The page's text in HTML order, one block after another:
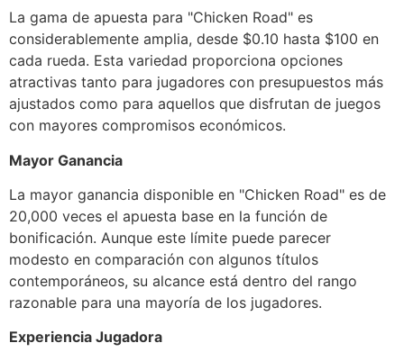
La gama de apuesta para "Chicken Road" es
considerablemente amplia, desde $0.10 hasta $100 en
cada rueda. Esta variedad proporciona opciones
atractivas tanto para jugadores con presupuestos más
ajustados como para aquellos que disfrutan de juegos
con mayores compromisos económicos.
Mayor Ganancia
La mayor ganancia disponible en "Chicken Road" es de
20,000 veces el apuesta base en la función de
bonificación. Aunque este límite puede parecer
modesto en comparación con algunos títulos
contemporáneos, su alcance está dentro del rango
razonable para una mayoría de los jugadores.
Experiencia Jugadora